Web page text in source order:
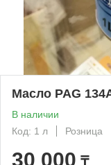
Масло PAG
В наличии
Код: 1 л
Розница
30 000